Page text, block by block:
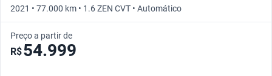
2021 • 77.000 km • 1.6 ZEN CVT • Automático
Preço a partir de
R$54.999